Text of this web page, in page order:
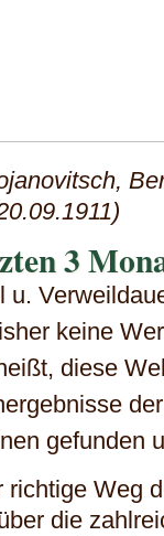
3
u.
keine
diese
gefunden
Weg
die